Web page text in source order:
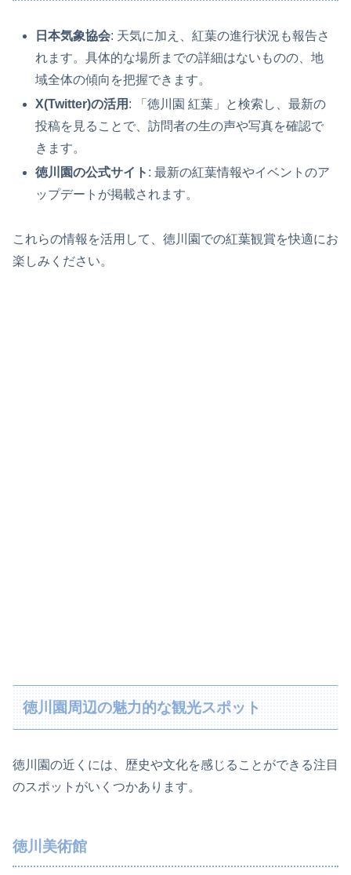
日本気象協会: 天気に加え、紅葉の進行状況も報告さ
れます。具体的な場所までの詳細はないものの、地
域全体の傾向を把握できます。
X(Twitter)の活用 : 「徳川園 紅葉」と検索し、最新の
投稿を見ることで、訪問者の生の声や写真を確認で
きます。
徳川園の公式サイト : 最新の紅葉情報やイベントのア
ップデートが掲載されます。
これらの情報を活用して、徳川園での紅葉観賞を快適にお
楽しみください。
徳川園周辺の魅力的な観光スポット
徳川園の近くには、歴史や文化を感じることができる注目
のスポットがいくつかあります。
徳川美術館